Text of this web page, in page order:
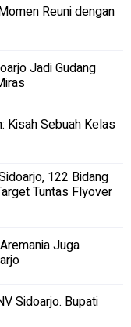
Reuni dengan
Jadi Gudang
Kisah Sebuah Kelas
122 Bidang
Tuntas Flyover
Juga
Sidoarjo. Bupati